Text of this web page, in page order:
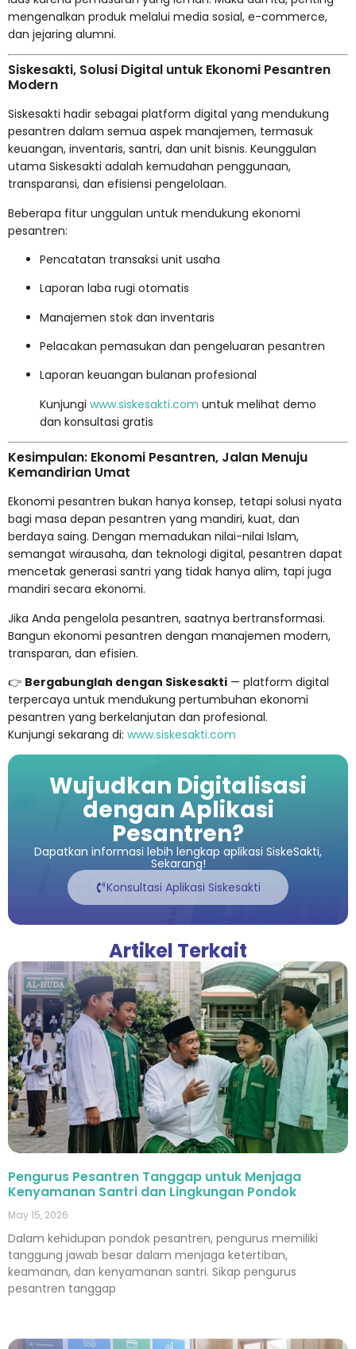
mengenalkan produk melalui media sosial, e-commerce,
dan jejaring alumni.
Siskesakti, Solusi Digital untuk Ekonomi Pesantren
Modern
Siskesakti hadir sebagai platform digital yang mendukung
pesantren dalam semua aspek manajemen, termasuk
keuangan, inventaris, santri, dan unit bisnis. Keunggulan
utama Siskesakti adalah kemudahan penggunaan,
transparansi, dan efisiensi pengelolaan.
Beberapa fitur unggulan untuk mendukung ekonomi
pesantren:
Pencatatan transaksi unit usaha
Laporan laba rugi otomatis
Manajemen stok dan inventaris
Pelacakan pemasukan dan pengeluaran pesantren
Laporan keuangan bulanan profesional
Kunjungi www.siskesakti.com untuk melihat demo
dan konsultasi gratis
Kesimpulan: Ekonomi Pesantren, Jalan Menuju
Kemandirian Umat
Ekonomi pesantren bukan hanya konsep, tetapi solusi nyata
bagi masa depan pesantren yang mandiri, kuat, dan
berdaya saing. Dengan memadukan nilai-nilai Islam,
semangat wirausaha, dan teknologi digital, pesantren dapat
mencetak generasi santri yang tidak hanya alim, tapi juga
mandiri secara ekonomi.
Jika Anda pengelola pesantren, saatnya bertransformasi.
Bangun ekonomi pesantren dengan manajemen modern,
transparan, dan efisien.
👉 Bergabunglah dengan Siskesakti — platform digital
terpercaya untuk mendukung pertumbuhan ekonomi
pesantren yang berkelanjutan dan profesional.
Kunjungi sekarang di: www.siskesakti.com
Wujudkan Digitalisasi
dengan Aplikasi
Pesantren?
Dapatkan informasi lebih lengkap aplikasi SiskeSakti,
Sekarang!
Konsultasi Aplikasi Siskesakti
Artikel Terkait
Pengurus Pesantren Tanggap untuk Menjaga
Kenyamanan Santri dan Lingkungan Pondok
May 15, 2026
Dalam kehidupan pondok pesantren, pengurus memiliki
tanggung jawab besar dalam menjaga ketertiban,
keamanan, dan kenyamanan santri. Sikap pengurus
pesantren tanggap